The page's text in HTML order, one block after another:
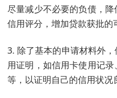
尽量减少不必要的负债，
信用评分，增加贷款获批的
3. 除了基本的申请材料外
用证明，如信用卡使用记
等，以证明自己的信用状况